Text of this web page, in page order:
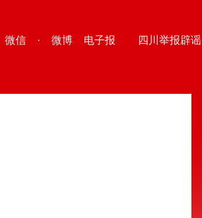
微信 · 微博 电子报 四川举报辟谣